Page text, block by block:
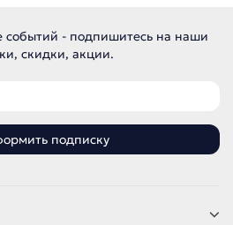
событий - подпишитесь на наши
скидки, акции.
подписку